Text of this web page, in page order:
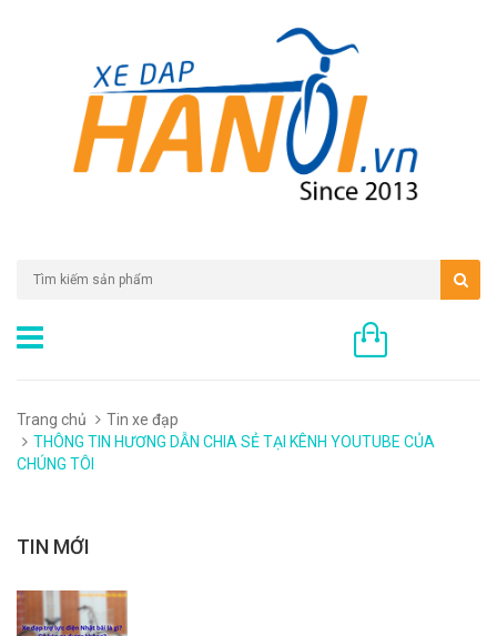
Trang chủ
Tin xe đạp
THÔNG TIN HƯƠNG DẪN CHIA SẺ TẠI KÊNH YOUTUBE CỦA
CHÚNG TÔI
TIN MỚI